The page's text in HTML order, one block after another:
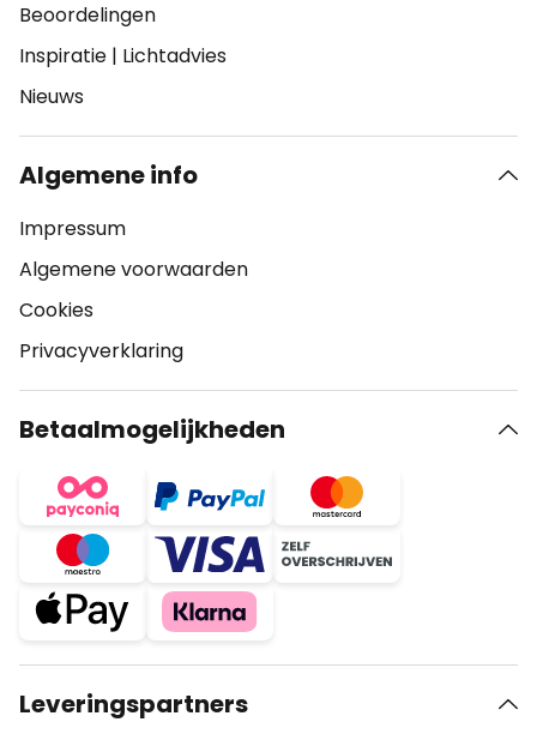
Beoordelingen
Inspiratie | Lichtadvies
Nieuws
Algemene info
Impressum
Algemene voorwaarden
Cookies
Privacyverklaring
Betaalmogelijkheden
Leveringspartners